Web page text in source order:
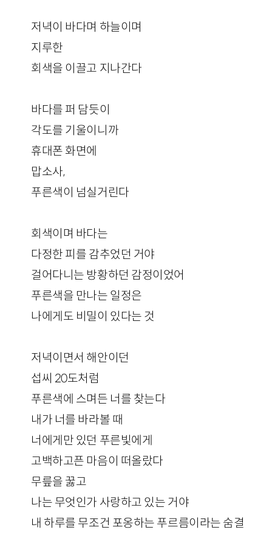
저녁이 바다며 하늘이며
지루한
회색을 이끌고 지나간다
바다를 퍼 담듯이
각도를 기울이니까
휴대폰 화면에
맙소사,
푸른색이 넘실거린다
회색이며 바다는
다정한 피를 감추었던 거야
걸어다니는 방황하던 감정이었어
푸른색을 만나는 일정은
나에게도 비밀이 있다는 것
저녁이면서 해안이던
섭씨 20도처럼
푸른색에 스며든 너를 찾는다
내가 너를 바라볼 때
너에게만 있던 푸른빛에게
고백하고픈 마음이 떠올랐다
무릎을 꿇고
나는 무엇인가 사랑하고 있는 거야
내 하루를 무조건 포옹하는 푸르름이라는 숨결